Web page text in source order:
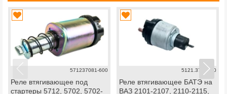
571237081-600
Реле втягивающее под
стартеры 5712, 5702, 5702-
5121.3708800
Реле втягивающее БАТЭ на
ВАЗ 2101-2107, 2110-2115,